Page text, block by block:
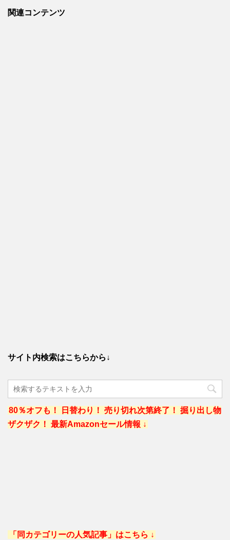
関連コンテンツ
サイト内検索はこちらから↓
80％オフも！ 日替わり！ 売り切れ次第終了！ 掘り出し物
ザクザク！ 最新Amazonセール情報 ↓
「同カテゴリーの人気記事」はこちら ↓